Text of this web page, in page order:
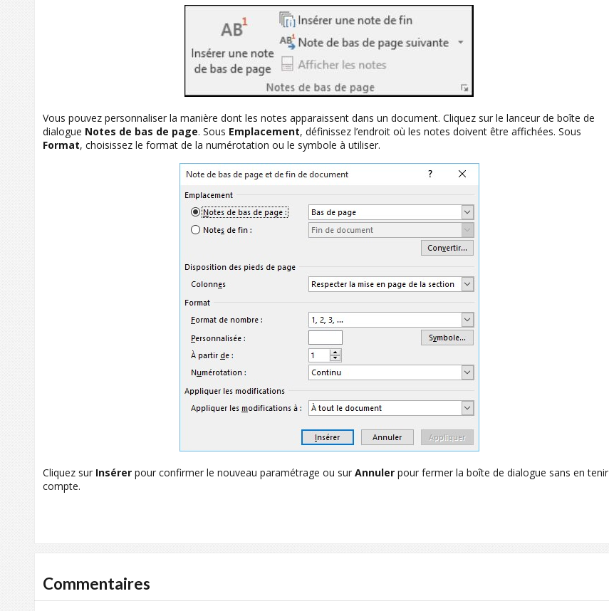
Vous pouvez personnaliser la manière dont les notes apparaissent dans un document. Cliquez sur le lanceur de boîte de
dialogue Notes de bas de page. Sous Emplacement, définissez l’endroit où les notes doivent être affichées. Sous
Format, choisissez le format de la numérotation ou le symbole à utiliser.
Cliquez sur Insérer pour confirmer le nouveau paramétrage ou sur Annuler pour fermer la boîte de dialogue sans en tenir
compte.
Commentaires